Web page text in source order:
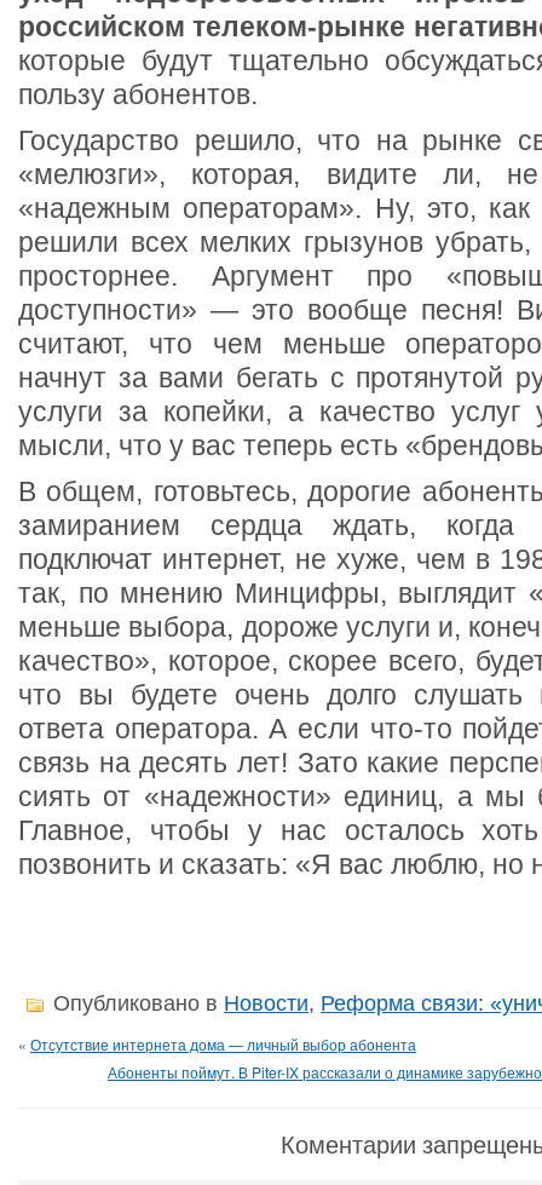
российском телеком-рынке
которые будут тщательно
пользу абонентов.
Государство решило, что на рынке
«мелюзги», которая, видите ли,
«надежным операторам». Ну, это,
решили всех мелких грызунов
просторнее. Аргумент про
доступности» — это вообще песня!
считают, что чем меньше
начнут за вами бегать с протянутой
услуги за копейки, а качество
мысли, что у вас теперь есть
В общем, готовьтесь, дорогие
замиранием сердца ждать,
подключат интернет, не хуже, чем в
так, по мнению Минцифры, выглядит
меньше выбора, дороже услуги и,
качество», которое, скорее всего,
что вы будете очень долго
ответа оператора. А если что-то
связь на десять лет! Зато какие
сиять от «надежности» единиц, а мы
Главное, чтобы у нас осталось
позвонить и сказать: «Я вас люблю, но
Опубликовано в Новости, Реформа связи:
« Отсутствие интернета дома — личный выбор абонента
Абоненты поймут. В Piter-IX рассказали о динамике
Коментарии